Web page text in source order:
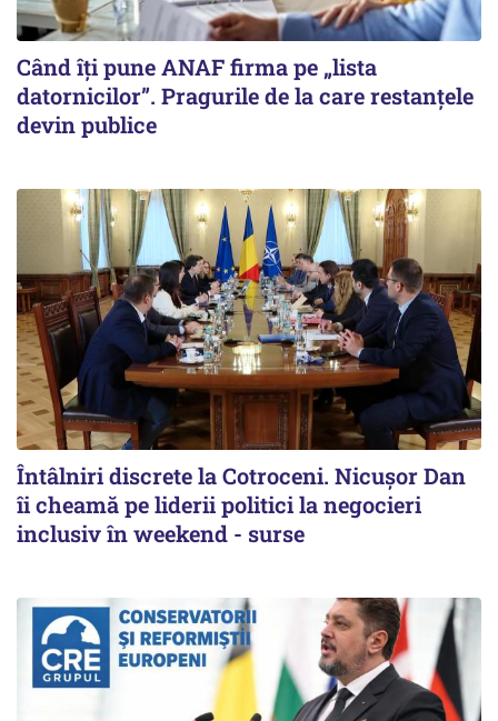
Când îți pune ANAF firma pe „lista
datornicilor”. Pragurile de la care restanțele
devin publice
Întâlniri discrete la Cotroceni. Nicușor Dan
îi cheamă pe liderii politici la negocieri
inclusiv în weekend - surse